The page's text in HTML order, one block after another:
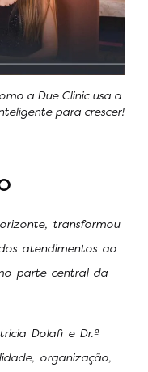
a Due Clinic usa a
para crescer!
transformou
atendimentos ao
parte central da
Dolafi e Dr.ª
organização,